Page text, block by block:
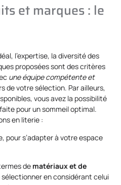
et marques : le
l’expertise, la diversité des
proposées sont des critères
une équipe compétente et
de votre sélection. Par ailleurs,
vous avez la possibilité
pour un sommeil optimal.
en literie :
pour s’adapter à votre espace
de matériaux et de
sélectionner en considérant celui